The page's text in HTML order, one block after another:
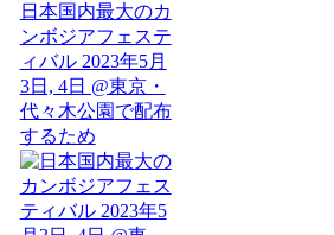
日本国内最大のカ
ンボジアフェステ
ィバル 2023年5月
3日, 4日 @東京・
代々木公園で配布
するため